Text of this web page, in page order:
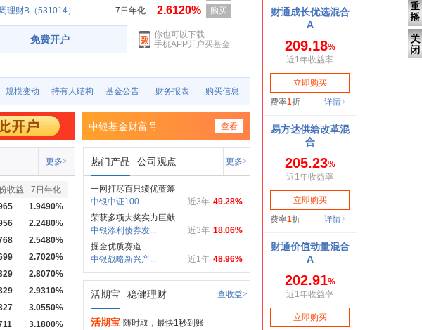
理财B（531014）
7日年化 2.6120% 购买
免费开户
你也可以下载
手机APP开户买基金
规模变动 持有人结构 基金公告 财务报表 购买信息
中银基金财富号 查看
更多>
收益
7日年化
1.9490%
2.2480%
2.5480%
2.7020%
2.8070%
2.9310%
3.0550%
3.1800%
热门产品 公司观点 更多>
一网打尽百只绩优蓝筹
49.28%
近3年
中银中证100...
荣获多项大奖实力巨献
18.06%
近3年
中银添利债券发...
掘金优质赛道
48.96%
近1年
中银战略新兴产...
活期宝 稳健理财 查收益>
活期宝 随时取，最快1秒到账